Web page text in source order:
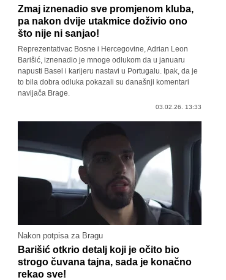
Zmaj iznenadio sve promjenom kluba,
pa nakon dvije utakmice doživio ono
što nije ni sanjao!
Reprezentativac Bosne i Hercegovine, Adrian Leon
Barišić, iznenadio je mnoge odlukom da u januaru
napusti Basel i karijeru nastavi u Portugalu. Ipak, da je
to bila dobra odluka pokazali su današnji komentari
navijača Brage.
03.02.26. 13:33
Nakon potpisa za Bragu
Barišić otkrio detalj koji je očito bio
strogo čuvana tajna, sada je konačno
rekao sve!